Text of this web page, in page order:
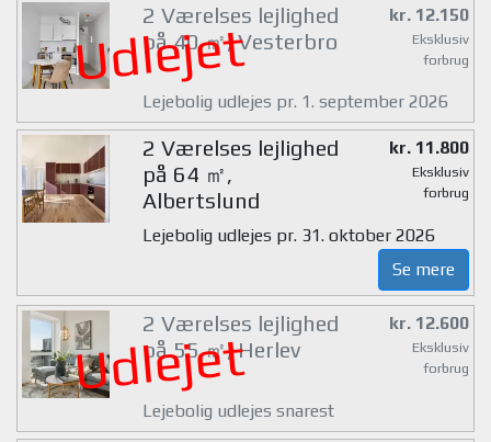
Udlejet
2 Værelses lejlighed
på 40 ㎡, Vesterbro
kr. 12.150
Eksklusiv
forbrug
Lejebolig udlejes pr. 1. september 2026
2 Værelses lejlighed
på 64 ㎡,
Albertslund
kr. 11.800
Eksklusiv
forbrug
Lejebolig udlejes pr. 31. oktober 2026
Se mere
Udlejet
2 Værelses lejlighed
på 55 ㎡, Herlev
kr. 12.600
Eksklusiv
forbrug
Lejebolig udlejes snarest